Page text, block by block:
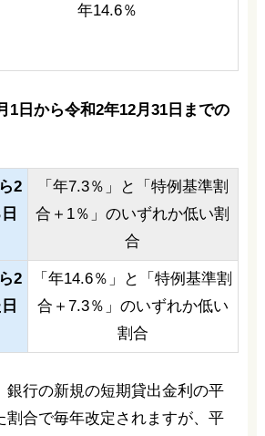
年14.6％
1日から令和2年12月31日までの
2
「年7.3％」と「特例基準割
合＋1％」のいずれか低い割
合
2
「年14.6％」と「特例基準割
合＋7.3％」のいずれか低い
割合
銀行の新規の短期貸出金利の平
割合で毎年改定されますが、平